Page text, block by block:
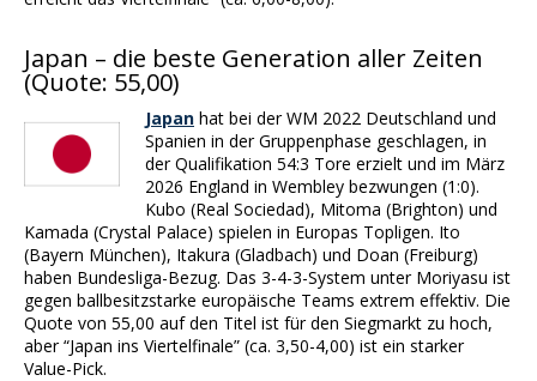
Japan – die beste Generation aller Zeiten
(Quote: 55,00)
Japan hat bei der WM 2022 Deutschland und
Spanien in der Gruppenphase geschlagen, in
der Qualifikation 54:3 Tore erzielt und im März
2026 England in Wembley bezwungen (1:0).
Kubo (Real Sociedad), Mitoma (Brighton) und
Kamada (Crystal Palace) spielen in Europas Topligen. Ito
(Bayern München), Itakura (Gladbach) und Doan (Freiburg)
haben Bundesliga-Bezug. Das 3-4-3-System unter Moriyasu ist
gegen ballbesitzstarke europäische Teams extrem effektiv. Die
Quote von 55,00 auf den Titel ist für den Siegmarkt zu hoch,
aber “Japan ins Viertelfinale” (ca. 3,50-4,00) ist ein starker
Value-Pick.